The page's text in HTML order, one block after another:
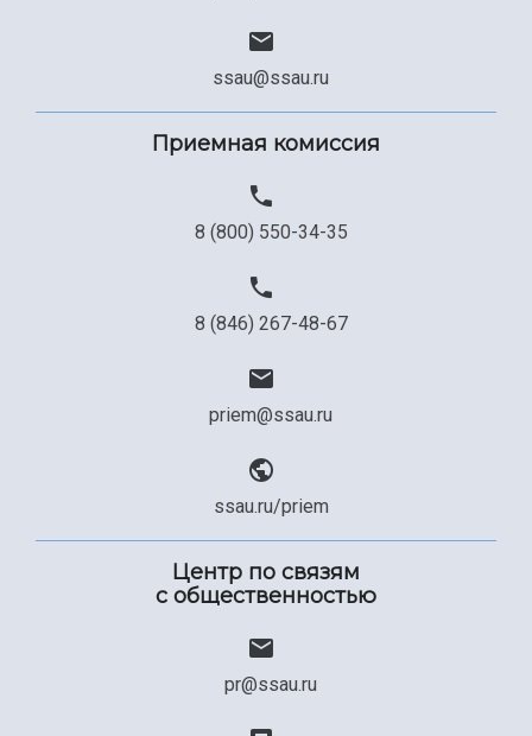
ssau@ssau.ru
Приемная комиссия
8 (800) 550-34-35
8 (846) 267-48-67
priem@ssau.ru
ssau.ru/priem
Центр по связям
с общественностью
pr@ssau.ru